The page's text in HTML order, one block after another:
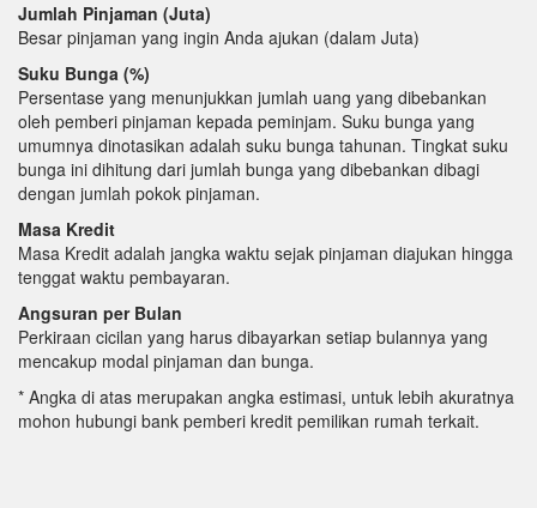
Jumlah Pinjaman (Juta)
Besar pinjaman yang ingin Anda ajukan (dalam Juta)
Suku Bunga (%)
Persentase yang menunjukkan jumlah uang yang dibebankan
oleh pemberi pinjaman kepada peminjam. Suku bunga yang
umumnya dinotasikan adalah suku bunga tahunan. Tingkat suku
bunga ini dihitung dari jumlah bunga yang dibebankan dibagi
dengan jumlah pokok pinjaman.
Masa Kredit
Masa Kredit adalah jangka waktu sejak pinjaman diajukan hingga
tenggat waktu pembayaran.
Angsuran per Bulan
Perkiraan cicilan yang harus dibayarkan setiap bulannya yang
mencakup modal pinjaman dan bunga.
* Angka di atas merupakan angka estimasi, untuk lebih akuratnya
mohon hubungi bank pemberi kredit pemilikan rumah terkait.